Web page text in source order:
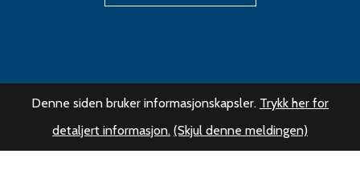
Denne siden bruker informasjonskapsler. Trykk her for
detaljert informasjon. (Skjul denne meldingen)